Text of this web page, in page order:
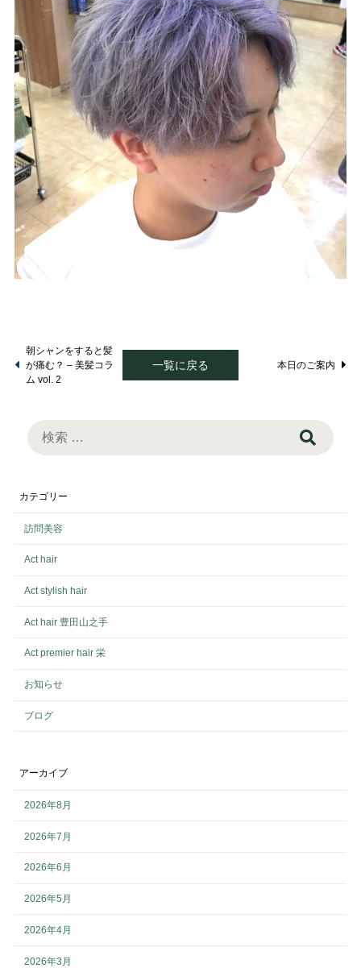
朝シャンをすると髪
が痛む？ – 美髪コラ
ム vol. 2
一覧に戻る 本日のご案内
検
索:
カテゴリー
訪問美容
Act hair
Act stylish hair
Act hair 豊田山之手
Act premier hair 栄
お知らせ
ブログ
アーカイブ
2026年8月
2026年7月
2026年6月
2026年5月
2026年4月
2026年3月